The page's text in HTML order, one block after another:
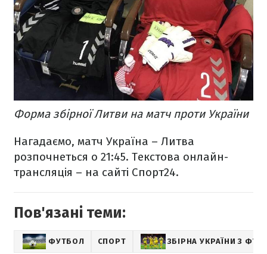
Форма збірної Литви на матч проти України
Нагадаємо, матч Україна – Литва
розпочнеться о 21:45. Текстова онлайн-
трансляція – на сайті Спорт24.
Пов'язані теми:
ФУТБОЛ СПОРТ ЗБІРНА УКРАЇНИ З